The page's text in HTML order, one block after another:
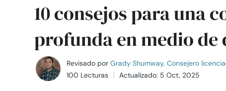
10 consejos para una
profunda en medio
Revisado por Grady Shumway, Consejero
100 Lecturas
Actualizado: 5 Oct, 2025